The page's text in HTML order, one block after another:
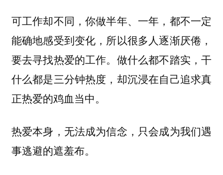
可工作却不同，你做半年、一年，都不一定
能确地感受到变化，所以很多人逐渐厌倦，
要去寻找热爱的工作。做什么都不踏实，干
什么都是三分钟热度，却沉浸在自己追求真
正热爱的鸡血当中。
热爱本身，无法成为信念，只会成为我们遇
事逃避的遮羞布。